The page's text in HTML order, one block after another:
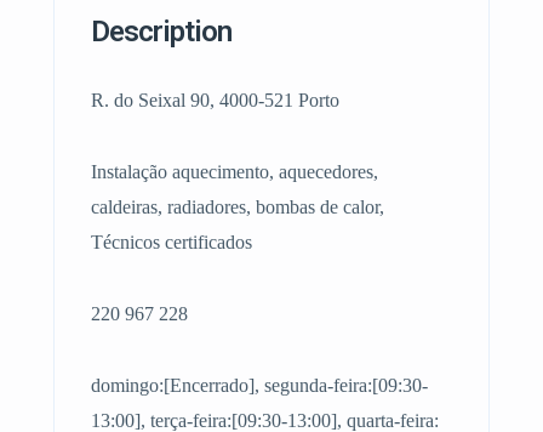
Description
R. do Seixal 90, 4000-521 Porto
Instalação aquecimento, aquecedores,
caldeiras, radiadores, bombas de calor,
Técnicos certificados
220 967 228
domingo:[Encerrado], segunda-feira:[09:30-
13:00], terça-feira:[09:30-13:00], quarta-feira: